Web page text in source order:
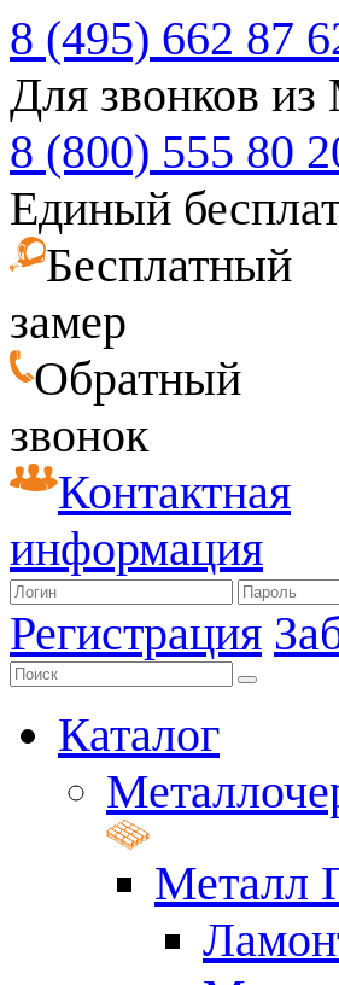
8 (495) 662 87
Для звонков
8 (800) 555 80
Единый
Бесплатный
замер
Обратный
звонок
Контактная
информация
Регистрация
Каталог
Металл